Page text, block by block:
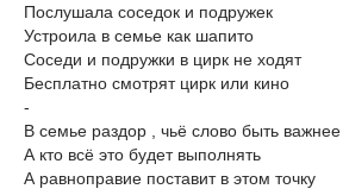
Послушала соседок и подружек
Устроила в семье как шапито
Соседи и подружки в цирк не ходят
Бесплатно смотрят цирк или кино
-
В семье раздор , чьё слово быть важнее
А кто всё это будет выполнять
А равноправие поставит в этом точку